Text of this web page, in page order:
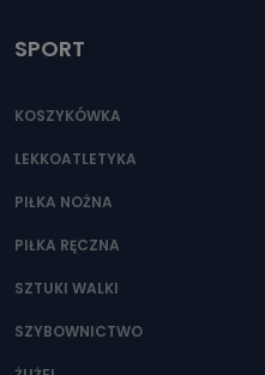
SPORT
KOSZYKÓWKA
LEKKOATLETYKA
PIŁKA NOŻNA
PIŁKA RĘCZNA
SZTUKI WALKI
SZYBOWNICTWO